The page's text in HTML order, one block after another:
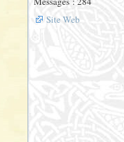
Site Web